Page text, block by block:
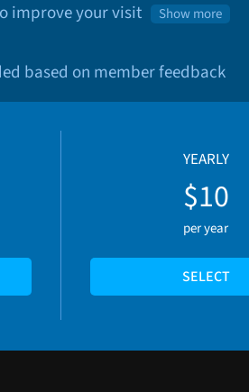
improve your visit
Show more
based on member feedback
YEARLY
$10
per year
SELECT